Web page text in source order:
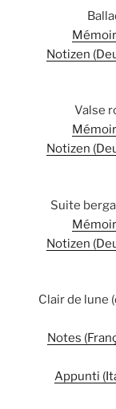
Notizen
Valse
Notizen
Suite
Notizen
Clair de lune
Notes
Appunti